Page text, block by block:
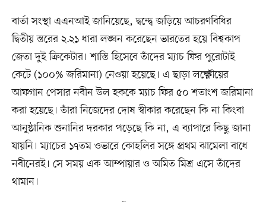
বার্তা সংস্থা এএনআই জানিয়েছে, দ্বন্দ্বে জড়িয়ে আচরণবিধির
দ্বিতীয় স্তরের ২.২১ ধারা লঙ্ঘন করেছেন ভারতের হয়ে বিশ্বকাপ
জেতা দুই ক্রিকেটার। শাস্তি হিসেবে তাঁদের ম্যাচ ফির পুরোটাই
কেটে (১০০% জরিমানা) নেওয়া হয়েছে। এ ছাড়া লক্ষ্ণৌয়ের
আফগান পেসার নবীন উল হককে ম্যাচ ফির ৫০ শতাংশ জরিমানা
করা হয়েছে। তাঁরা নিজেদের দোষ স্বীকার করেছেন কি না কিংবা
আনুষ্ঠানিক শুনানির দরকার পড়েছে কি না, এ ব্যাপারে কিছু জানা
যায়নি। ম্যাচের ১৭তম ওভারে কোহলির সঙ্গে প্রথম ঝামেলা বাধে
নবীনেরই। সে সময় এক আম্পায়ার ও অমিত মিশ্র এসে তাঁদের
থামান।